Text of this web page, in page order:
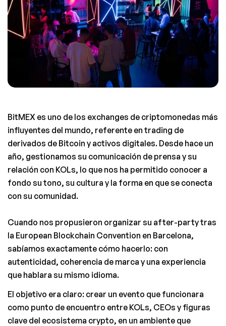
BitMEX es uno de los exchanges de criptomonedas más
influyentes del mundo, referente en trading de
derivados de Bitcoin y activos digitales. Desde hace un
año, gestionamos su comunicación de prensa y su
relación con KOLs, lo que nos ha permitido conocer a
fondo su tono, su cultura y la forma en que se conecta
con su comunidad.
Cuando nos propusieron organizar su after-party tras
la European Blockchain Convention en Barcelona,
sabíamos exactamente cómo hacerlo: con
autenticidad, coherencia de marca y una experiencia
que hablara su mismo idioma.
El objetivo era claro: crear un evento que funcionara
como punto de encuentro entre KOLs, CEOs y figuras
clave del ecosistema crypto, en un ambiente que